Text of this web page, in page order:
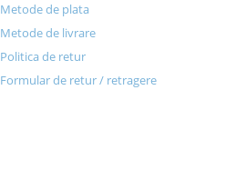
Metode de plata
Metode de livrare
Politica de retur
Formular de retur / retragere